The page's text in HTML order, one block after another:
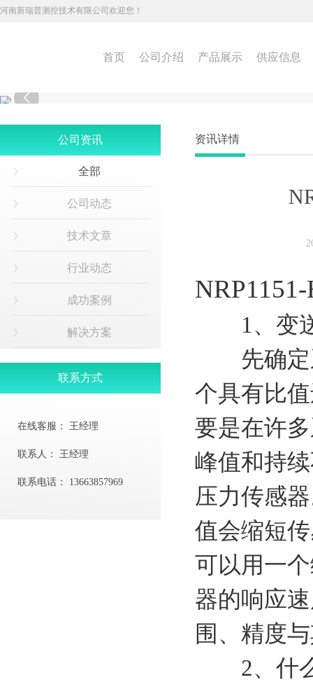
河南新瑞普测控技术有限公司欢迎您！
首页 公司介绍 产品展示 供应信息

公司资讯
全部
公司动态
技术文章
行业动态
成功案例
解决方案
联系方式
在线客服： 王经理
联系人： 王经理
联系电话： 13663857969
资讯详情
1、变送
先确定系
个具有比
要是在许
峰值和持
压力传感
值会缩短
可以用一
器的响应
围、精度
2、什么